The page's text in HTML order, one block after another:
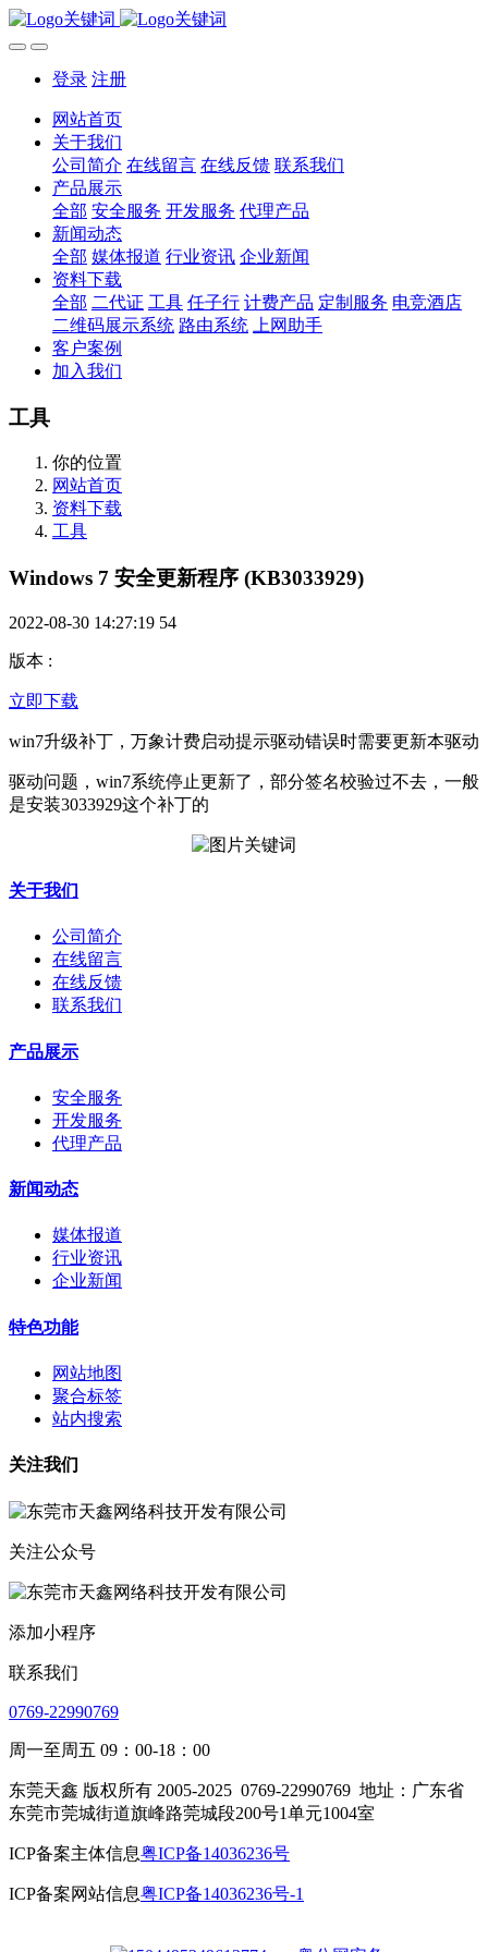
登录 注册
网站首页
关于我们
公司简介 在线留言 在线反馈 联系我们
产品展示
全部 安全服务 开发服务 代理产品
新闻动态
全部 媒体报道 行业资讯 企业新闻
资料下载
全部 二代证 工具 任子行 计费产品 定制服务 电竞酒店
二维码展示系统 路由系统
上网助手
客户案例
加入我们
工具
你的位置
网站首页
资料下载
工具
Windows 7 安全更新程序 (KB3033929)
2022-08-30 14:27:19 54
版本 :
立即下载
win7升级补丁，万象计费启动提示驱动错误时需要更新本驱动
驱动问题，win7系统停止更新了，部分签名校验过不去，一般
是安装3033929这个补丁的
关于我们
公司简介
在线留言
在线反馈
联系我们
产品展示
安全服务
开发服务
代理产品
新闻动态
媒体报道
行业资讯
企业新闻
特色功能
网站地图
聚合标签
站内搜索
关注我们
关注公众号
添加小程序
联系我们
0769-22990769
周一至周五 09：00-18：00
东莞天鑫 版权所有 2005-2025 0769-22990769 地址：广东省
东莞市莞城街道旗峰路莞城段200号1单元1004室
ICP备案主体信息粤ICP备14036236号
ICP备案网站信息粤ICP备14036236号-1